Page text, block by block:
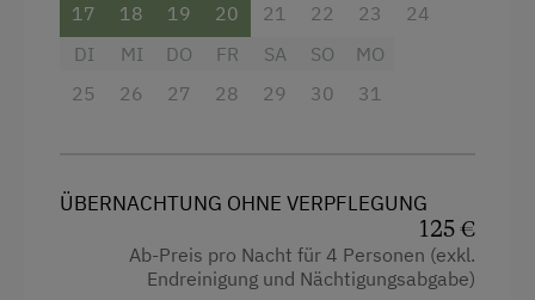
Handtücher
Wasserkocher
Hochgeschwindigkeits-Internetanschluss
17
18
19
20
21
22
23
24
DI
25
MI
26
DO
27
FR
28
SA
29
SO
30
MO
31
ÜBERNACHTUNG OHNE VERPFLEGUNG
125 €
Ab-Preis pro Nacht für 4 Personen (exkl.
Endreinigung und Nächtigungsabgabe)